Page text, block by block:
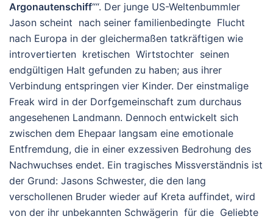
Argonautenschiff““. Der junge US-Weltenbummler
Jason scheint nach seiner familienbedingte Flucht
nach Europa in der gleichermaßen tatkräftigen wie
introvertierten kretischen Wirtstochter seinen
endgültigen Halt gefunden zu haben; aus ihrer
Verbindung entspringen vier Kinder. Der einstmalige
Freak wird in der Dorfgemeinschaft zum durchaus
angesehenen Landmann. Dennoch entwickelt sich
zwischen dem Ehepaar langsam eine emotionale
Entfremdung, die in einer exzessiven Bedrohung des
Nachwuchses endet. Ein tragisches Missverständnis ist
der Grund: Jasons Schwester, die den lang
verschollenen Bruder wieder auf Kreta auffindet, wird
von der ihr unbekannten Schwägerin für die Geliebte